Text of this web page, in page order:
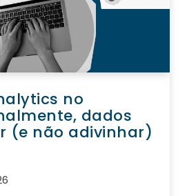
no
dados
(e não adivinhar)